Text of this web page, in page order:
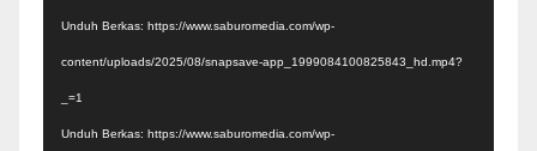
Unduh Berkas: https://www.saburomedia.com/wp-
content/uploads/2025/08/snapsave-app_1999084100825843_hd.mp4?
_=1
Unduh Berkas: https://www.saburomedia.com/wp-